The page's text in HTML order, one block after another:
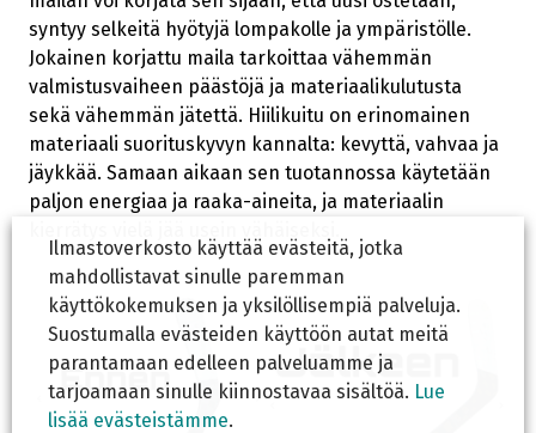
syntyy selkeitä hyötyjä lompakolle ja ympäristölle.
Jokainen korjattu maila tarkoittaa vähemmän
valmistusvaiheen päästöjä ja materiaalikulutusta
sekä vähemmän jätettä. Hiilikuitu on erinomainen
materiaali suorituskyvyn kannalta: kevyttä, vahvaa ja
jäykkää. Samaan aikaan sen tuotannossa käytetään
paljon energiaa ja raaka-aineita, ja materiaalin
Ilmastoverkosto käyttää evästeitä, jotka
mahdollistavat sinulle paremman
käyttökokemuksen ja yksilöllisempiä palveluja.
Suostumalla evästeiden käyttöön autat meitä
parantamaan edelleen palveluamme ja
tarjoamaan sinulle kiinnostavaa sisältöä. Lue
lisää evästeistämme.